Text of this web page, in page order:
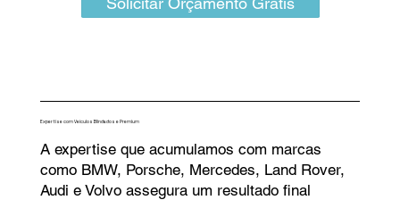
Expertise com Veículos Blindados e Premium
A expertise que acumulamos com marcas
como BMW, Porsche, Mercedes, Land Rover,
Audi e Volvo assegura um resultado final